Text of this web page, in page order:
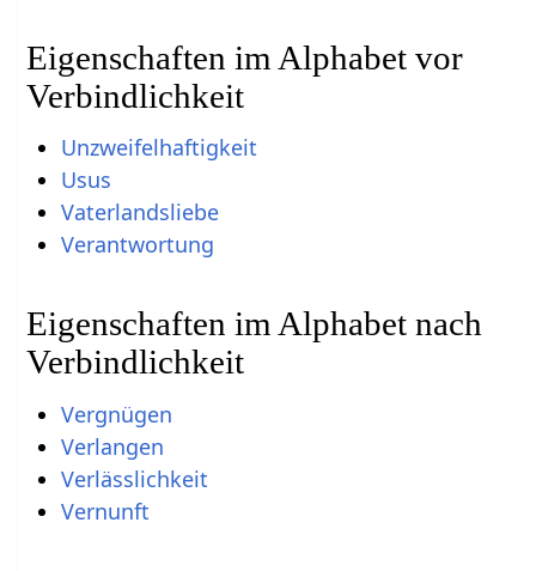
Eigenschaften im Alphabet vor
Verbindlichkeit
Unzweifelhaftigkeit
Usus
Vaterlandsliebe
Verantwortung
Eigenschaften im Alphabet nach
Verbindlichkeit
Vergnügen
Verlangen
Verlässlichkeit
Vernunft